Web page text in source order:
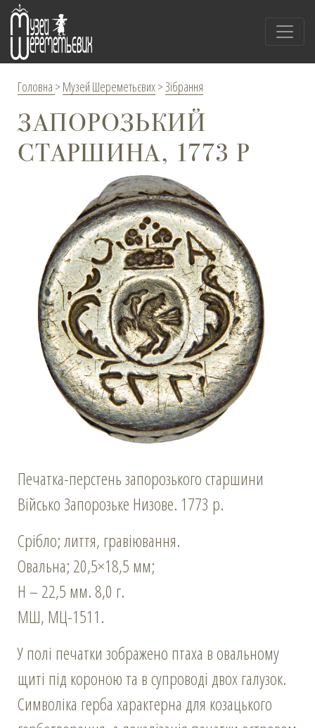
Головна > Музей Шереметьєвих>Зібрання
ЗАПОРОЗЬКИЙ
СТАРШИНА, 1773 Р
Печатка-перстень запорозького старшини
Військо Запорозьке Низове. 1773 р.
Срібло; лиття, гравіювання.
Овальна; 20,5×18,5 мм;
Н – 22,5 мм. 8,0 г.
МШ, МЦ-1511.
У полі печатки зображено птаха в овальному
щиті під короною та в супроводі двох галузок.
Символіка герба характерна для козацького